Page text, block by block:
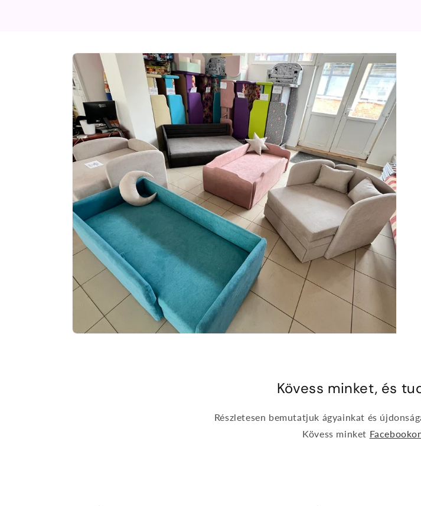
Kövess minket, és
Részletesen bemutatjuk ágyainkat és
Kövess minket